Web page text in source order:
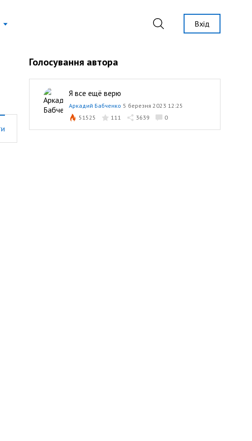
Вхід
Голосування автора
Я все ещё верю
Аркадий Бабченко 5 березня 2023 12:25
51525
111 3639 0